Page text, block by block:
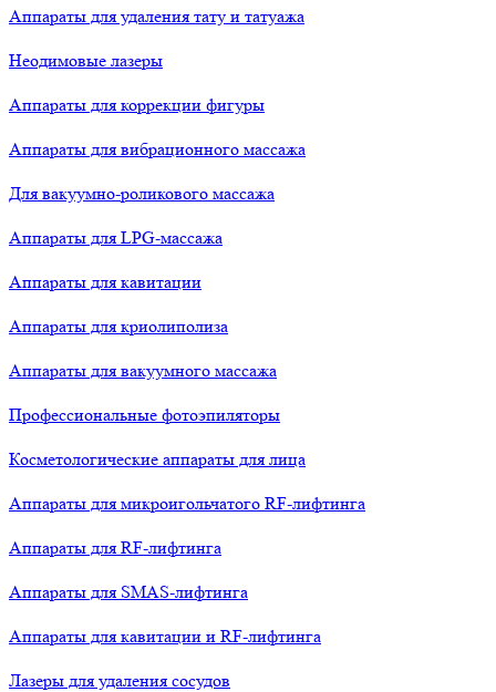
Аппараты для удаления тату и татуажа
Неодимовые лазеры
Аппараты для коррекции фигуры
Аппараты для вибрационного массажа
Для вакуумно-роликового массажа
Аппараты для LPG-массажа
Аппараты для кавитации
Аппараты для криолиполиза
Аппараты для вакуумного массажа
Профессиональные фотоэпиляторы
Косметологические аппараты для лица
Аппараты для микроигольчатого RF-лифтинга
Аппараты для RF-лифтинга
Аппараты для SMAS-лифтинга
Аппараты для кавитации и RF-лифтинга
Лазеры для удаления сосудов